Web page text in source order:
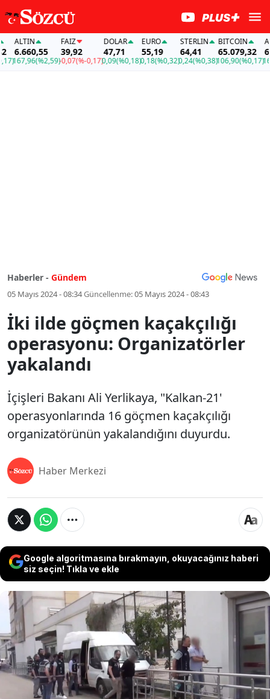
ALTIN
6.660,55
(%2,59)
FAİZ
39,92
-0,07(%-0,17)
DOLAR
47,71
0,09(%0,18)
EURO
55,19
0,18(%0,32)
STERLIN
64,41
0,24(%0,38)
BITCOIN
65.079,32
106,90(%0,17)
Haberler - Gündem
05 Mayıs 2024 - 08:34Güncellenme:05 Mayıs 2024 - 08:43
İki ilde göçmen kaçakçılığı
operasyonu: Organizatörler
yakalandı
İçişleri Bakanı Ali Yerlikaya, "Kalkan-21'
operasyonlarında 16 göçmen kaçakçılığı
organizatörünün yakalandığını duyurdu.
Haber Merkezi
Google algoritmasına bırakmayın, okuyacağınız haberi
siz seçin! Tıkla ve ekle
İçişleri Bakanı Ali Yerlikaya, "Kalkan-21'
operasyonlarında 16 göçmen
kaçakçılığı organizatörünün
yakalandığını duyurdu.